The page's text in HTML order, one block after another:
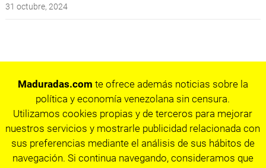
31 octubre, 2024
Maduradas.com te ofrece además noticias sobre la
política y economía venezolana sin censura.
Utilizamos cookies propias y de terceros para mejorar
nuestros servicios y mostrarle publicidad relacionada con
sus preferencias mediante el análisis de sus hábitos de
navegación. Si continua navegando, consideramos que